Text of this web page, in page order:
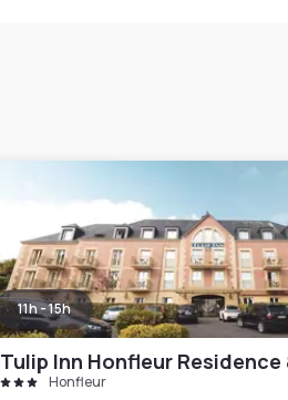
11h - 15h
Tulip Inn Honfleur Residence
Honfleur